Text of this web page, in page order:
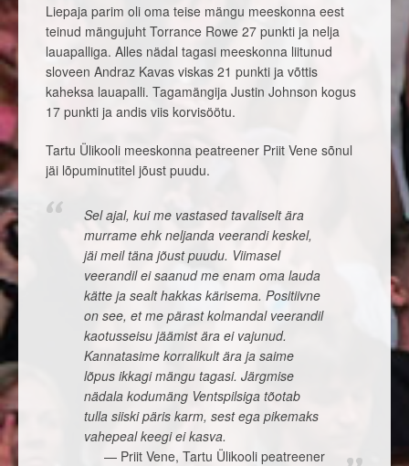
Liepaja parim oli oma teise mängu meeskonna eest
teinud mängujuht Torrance Rowe 27 punkti ja nelja
lauapalliga. Alles nädal tagasi meeskonna liitunud
sloveen Andraz Kavas viskas 21 punkti ja võttis
kaheksa lauapalli. Tagamängija Justin Johnson kogus
17 punkti ja andis viis korvisöötu.
Tartu Ülikooli meeskonna peatreener Priit Vene sõnul
jäi lõpuminutitel jõust puudu.
Sel ajal, kui me vastased tavaliselt ära
murrame ehk neljanda veerandi keskel,
jäi meil täna jõust puudu. Viimasel
veerandil ei saanud me enam oma lauda
kätte ja sealt hakkas kärisema. Positiivne
on see, et me pärast kolmandal veerandil
kaotusseisu jäämist ära ei vajunud.
Kannatasime korralikult ära ja saime
lõpus ikkagi mängu tagasi. Järgmise
nädala kodumäng Ventspilsiga tõotab
tulla siiski päris karm, sest ega pikemaks
vahepeal keegi ei kasva.
Priit Vene, Tartu Ülikooli peatreener